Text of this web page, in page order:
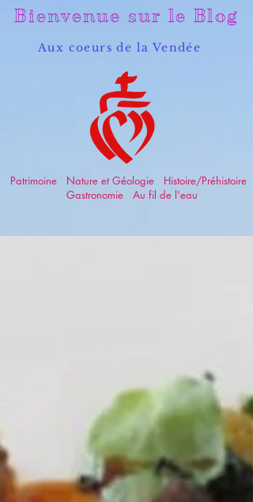
Bienvenue sur le Blog
Aux coeurs de la Vendée
Patrimoine Nature et Géologie Histoire/Préhistoire
Gastronomie Au fil de l'eau